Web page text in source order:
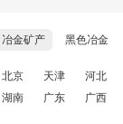
冶金矿产 黑色冶金
北京 天津 河北
湖南 广东 广西